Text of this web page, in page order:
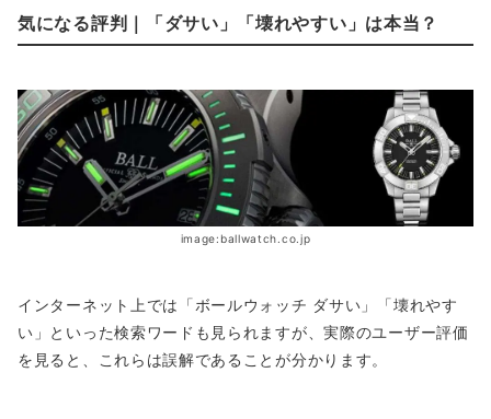
気になる評判｜「ダサい」「壊れやすい」は本当？
image:ballwatch.co.jp
インターネット上では「ボールウォッチ ダサい」「壊れやす
い」といった検索ワードも見られますが、実際のユーザー評価
を見ると、これらは誤解であることが分かります。